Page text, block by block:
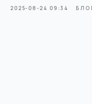
2025-08-24 09:34
признана экстремистской, её